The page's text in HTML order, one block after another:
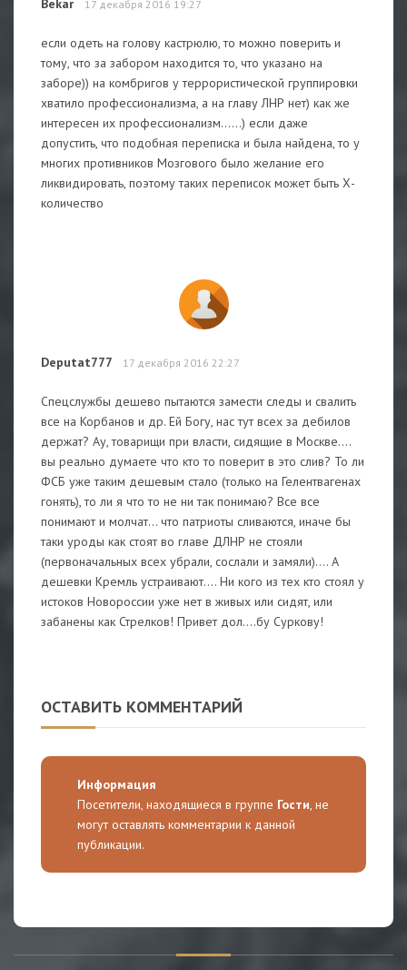
Bekar 17 декабря 2016 19:27
если одеть на голову кастрюлю, то можно поверить и
тому, что за забором находится то, что указано на
заборе)) на комбригов у террористической группировки
хватило профессионализма, а на главу ЛНР нет) как же
интересен их профессионализм......) если даже
допустить, что подобная переписка и была найдена, то у
многих противников Мозгового было желание его
ликвидировать, поэтому таких переписок может быть Х-
количество
Deputat777 17 декабря 2016 22:27
Спецслужбы дешево пытаются замести следы и свалить
все на Корбанов и др. Ей Богу, нас тут всех за дебилов
держат? Ау, товарищи при власти, сидящие в Москве....
вы реально думаете что кто то поверит в это слив? То ли
ФСБ уже таким дешевым стало (только на Гелентвагенах
гонять), то ли я что то не ни так понимаю? Все все
понимают и молчат... что патриоты сливаются, иначе бы
таки уроды как стоят во главе ДЛНР не стояли
(первоначальных всех убрали, сослали и замяли).... А
дешевки Кремль устраивают.... Ни кого из тех кто стоял у
истоков Новороссии уже нет в живых или сидят, или
забанены как Стрелков! Привет дол....бу Суркову!
ОСТАВИТЬ КОММЕНТАРИЙ
Информация
Посетители, находящиеся в группе Гости, не
могут оставлять комментарии к данной
публикации.